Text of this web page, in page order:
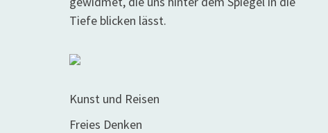
Tiefe blicken lässt.
Kunst und Reisen
Freies Denken